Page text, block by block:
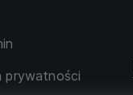
prywatności